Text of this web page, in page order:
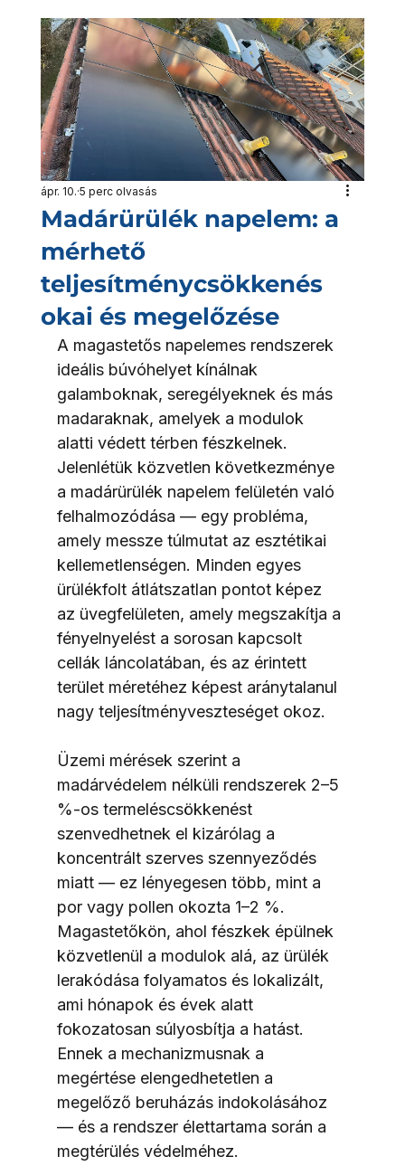
Madárürülék napelem: a
mérhető
teljesítménycsökkenés
okai és megelőzése
ápr. 10. 5 perc olvasás
A magastetős napelemes rendszerek
ideális búvóhelyet kínálnak
galamboknak, seregélyeknek és más
madaraknak, amelyek a modulok
alatti védett térben fészkelnek.
Jelenlétük közvetlen következménye
a madárürülék napelem felületén való
felhalmozódása — egy probléma,
amely messze túlmutat az esztétikai
kellemetlenségen. Minden egyes
ürülékfolt átlátszatlan pontot képez
az üvegfelületen, amely megszakítja a
fényelnyelést a sorosan kapcsolt
cellák láncolatában, és az érintett
terület méretéhez képest aránytalanul
nagy teljesítményveszteséget okoz.
Üzemi mérések szerint a
madárvédelem nélküli rendszerek 2–5
%-os termeléscsökkenést
szenvedhetnek el kizárólag a
koncentrált szerves szennyeződés
miatt — ez lényegesen több, mint a
por vagy pollen okozta 1–2 %.
Magastetőkön, ahol fészkek épülnek
közvetlenül a modulok alá, az ürülék
lerakódása folyamatos és lokalizált,
ami hónapok és évek alatt
fokozatosan súlyosbítja a hatást.
Ennek a mechanizmusnak a
megértése elengedhetetlen a
megelőző beruházás indokolásához
— és a rendszer élettartama során a
megtérülés védelméhez.